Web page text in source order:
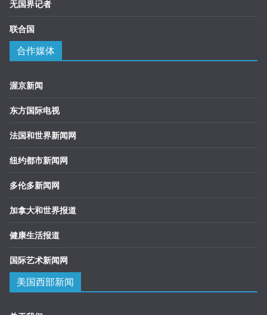
无国界记者
联合国
合作媒体
渥京新闻
东方国际电视
法国和世界新闻网
纽约都市新闻网
多伦多新闻网
加拿大和世界报道
健康生活报道
国际艺术新闻网
美国西部新闻